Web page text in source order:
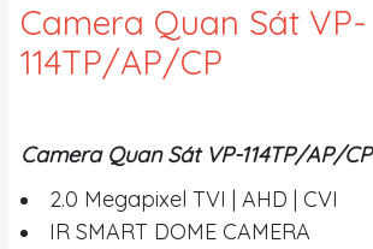
Camera Quan Sát VP-
114TP/AP/CP
Camera Quan Sát VP-114TP/AP/CP
2.0 Megapixel TVI | AHD | CVI
IR SMART DOME CAMERA